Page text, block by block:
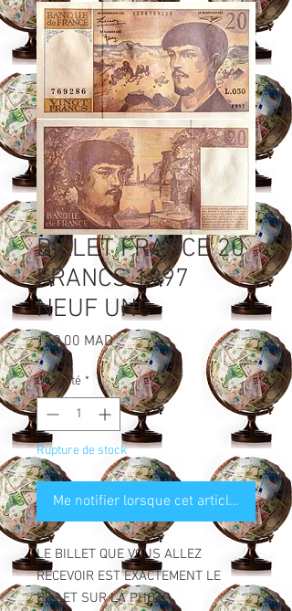
BILLET FRANCE 20
FRANCS 1997
NEUF UNC
159,00 MADPrix
Quantité *
Rupture de stock
Me notifier lorsque cet article est
LE BILLET QUE VOUS ALLEZ
RECEVOIR EST EXACTEMENT LE
BILLET SUR LA PHOTO.